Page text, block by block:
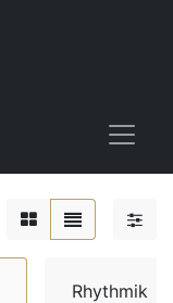
Rhythmik